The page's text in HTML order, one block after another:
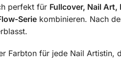
perfekt für Fullcover, Nail
Seriekombinieren. Nach
Farbton für jede Nail Artistin,